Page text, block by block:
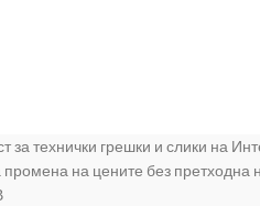
за технички грешки и слики на
на цените без претходна